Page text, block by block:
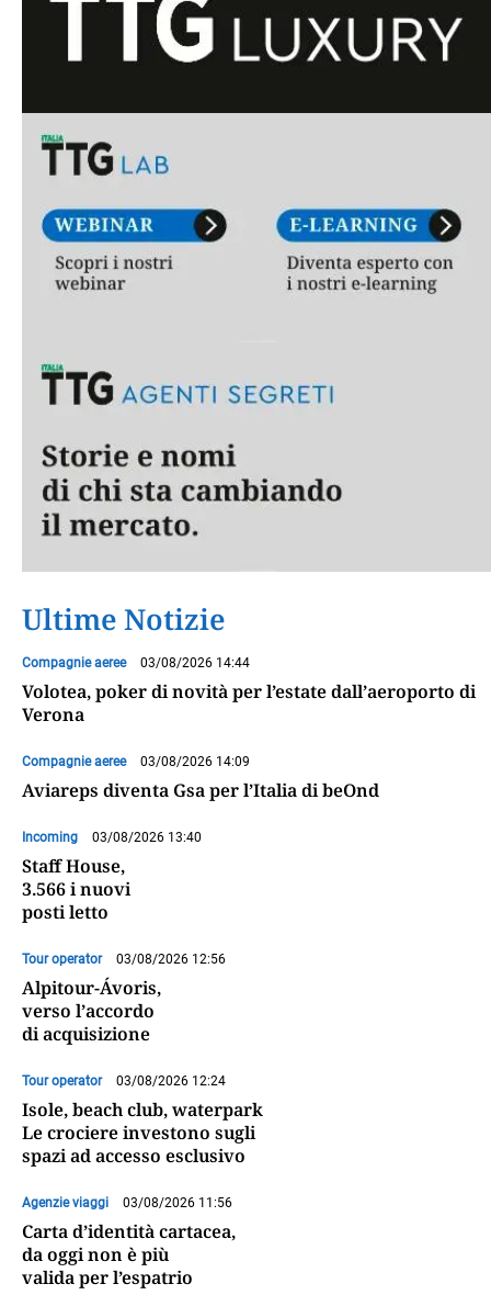
Ultime Notizie
Compagnie aeree 03/08/2026 14:44
Volotea, poker di novità per l’estate dall’aeroporto di
Verona
Compagnie aeree 03/08/2026 14:09
Aviareps diventa Gsa per l’Italia di beOnd
Incoming 03/08/2026 13:40
Staff House,
3.566 i nuovi
posti letto
Tour operator 03/08/2026 12:56
Alpitour-Ávoris,
verso l’accordo
di acquisizione
Tour operator 03/08/2026 12:24
Isole, beach club, waterpark
Le crociere investono sugli
spazi ad accesso esclusivo
Agenzie viaggi 03/08/2026 11:56
Carta d’identità cartacea,
da oggi non è più
valida per l’espatrio